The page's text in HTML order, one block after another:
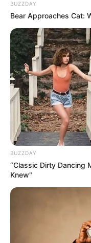
BUZZDAY
Bear Approaches Cat:
BUZZDAY
“Classic Dirty Dancing
Knew"